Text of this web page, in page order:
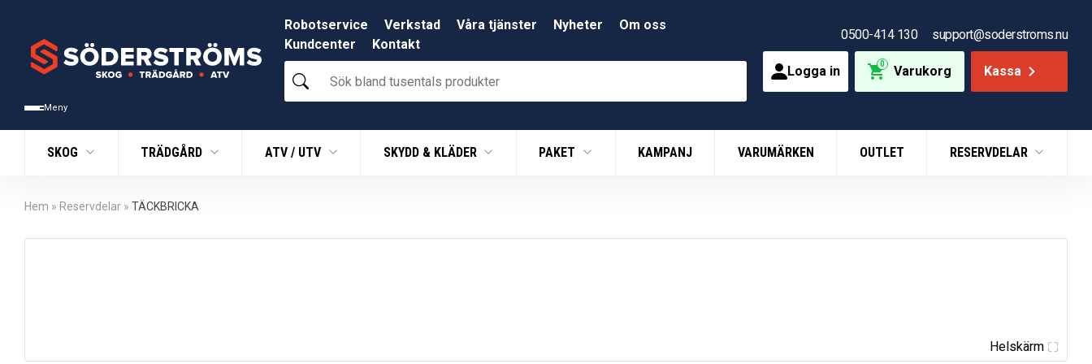
Meny
Robotservice Verkstad Våra tjänster Nyheter
Om oss
Kundcenter
Kontakt
Sök
bland
produkter
0500-414 130 support@soderstroms.nu
Logga in 0 Varukorg Kassa
SKOG TRÄDGÅRD ATV / UTV SKYDD & KLÄDER PAKET KAMPANJ VARUMÄRKEN OUTLET RESERVDELAR
Hem » Reservdelar » TÄCKBRICKA
Helskärm